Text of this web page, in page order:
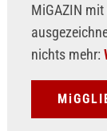
MiGAZIN mit
nichts mehr: